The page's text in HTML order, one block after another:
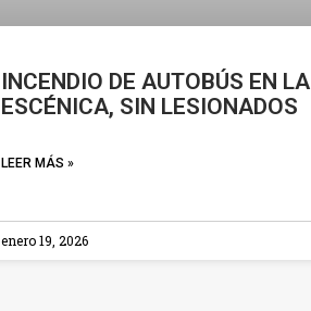
INCENDIO DE AUTOBÚS EN LA
ESCÉNICA, SIN LESIONADOS
LEER MÁS »
enero 19, 2026